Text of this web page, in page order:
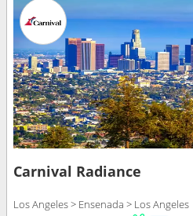
Carnival Radiance
Los Angeles > Ensenada > Los Angeles